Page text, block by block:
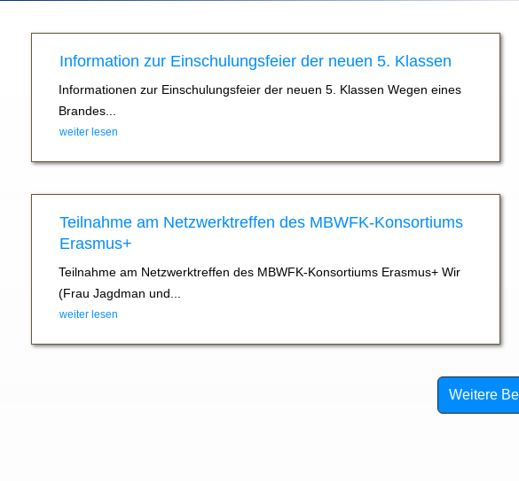
Information zur Einschulungsfeier der neuen 5. Klassen
Informationen zur Einschulungsfeier der neuen 5. Klassen Wegen eines
Brandes...
weiter lesen
Teilnahme am Netzwerktreffen des MBWFK-Konsortiums
Erasmus+
Teilnahme am Netzwerktreffen des MBWFK-Konsortiums Erasmus+ Wir
(Frau Jagdman und...
weiter lesen
Weitere